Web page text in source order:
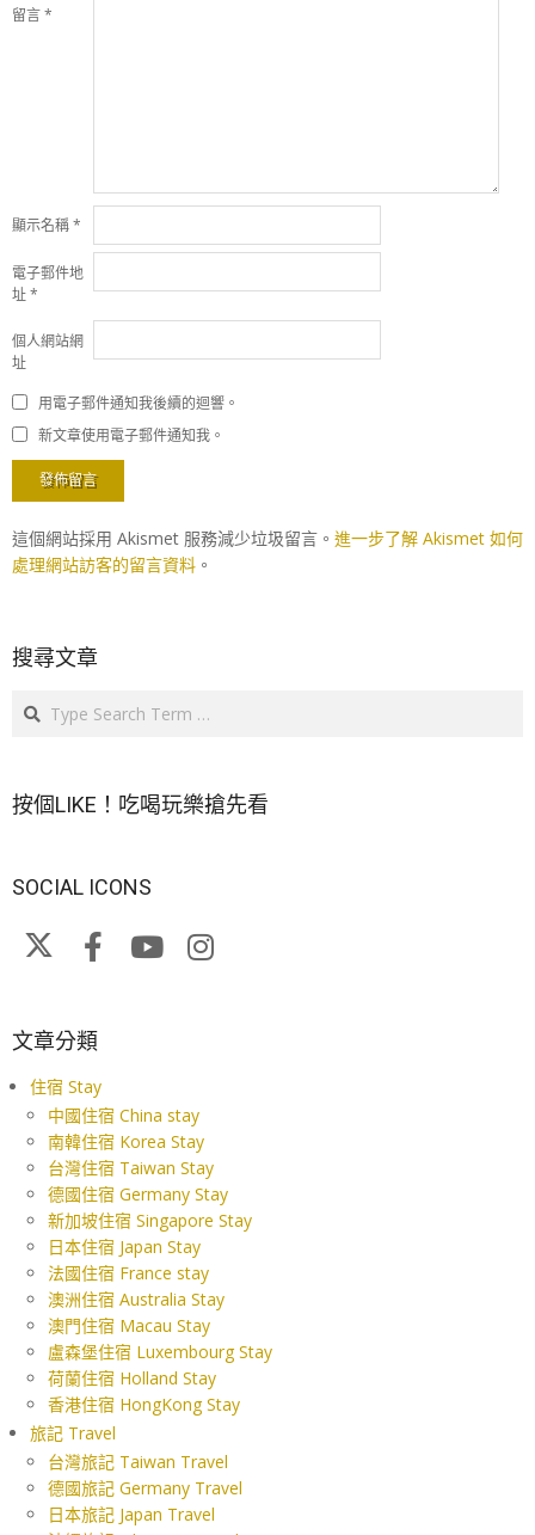
留言*
顯示名稱*
電子郵件地
址*
個人網站網
址
用電子郵件通知我後續的迴響。
新文章使用電子郵件通知我。
這個網站採用 Akismet 服務減少垃圾留言。 進一步了解 Akismet 如何
處理網站訪客的留言資料 。
搜尋文章
Search
按個LIKE！吃喝玩樂搶先看
SOCIAL ICONS
文章分類
住宿 Stay
中國住宿 China stay
南韓住宿 Korea Stay
台灣住宿 Taiwan Stay
德國住宿 Germany Stay
新加坡住宿 Singapore Stay
日本住宿 Japan Stay
法國住宿 France stay
澳洲住宿 Australia Stay
澳門住宿 Macau Stay
盧森堡住宿 Luxembourg Stay
荷蘭住宿 Holland Stay
香港住宿 HongKong Stay
旅記 Travel
台灣旅記 Taiwan Travel
德國旅記 Germany Travel
日本旅記 Japan Travel